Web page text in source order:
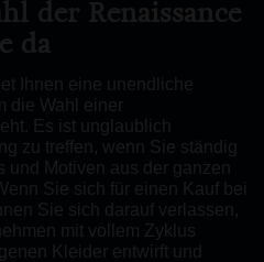
der Renaissance
da
Ihnen eine unendliche
die Wahl einer
Es ist unglaublich
zu treffen, wenn Sie ständig
Motiven aus der ganzen
Sie sich für einen Kauf bei
Sie sich darauf verlassen,
mit vollem Zyklus
Kleider entwirft und